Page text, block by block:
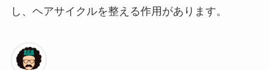
し、ヘアサイクルを整える作用があります。